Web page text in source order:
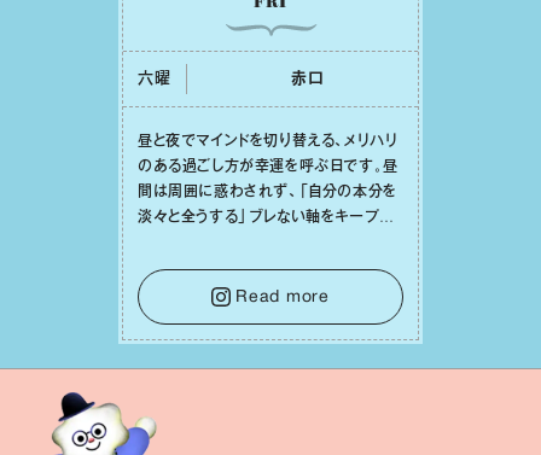
六曜 ⾚⼝
昼と夜でマインドを切り替える、メリハリ
のある過ごし⽅が幸運を呼ぶ⽇です。昼
間は周囲に惑わされず、「⾃分の本分を
淡々と全うする」ブレない軸をキープし
⾔葉に流されないよう、⼼にしっかりブ
レーキをかけること。この意識の切り替
えが、あなたに確かな安⼼感をもたらす
はずです。
Read more